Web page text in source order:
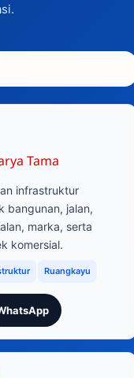
Tama
infrastruktur
bangunan, jalan,
marka, serta
komersial.
Ruangkayu